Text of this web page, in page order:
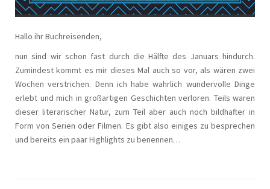
Hallo ihr Buchreisenden,
nun sind wir schon fast durch die Hälfte des Januars hindurch.
Zumindest kommt es mir dieses Mal auch so vor, als wären zwei
Wochen verstrichen. Denn ich habe wahrlich wundervolle Dinge
erlebt und mich in großartigen Geschichten verloren. Teils waren
dieser literarischer Natur, zum Teil aber auch noch bildhafter in
Form von Serien oder Filmen. Es gibt also einiges zu besprechen
und bereits ein paar Highlights zu benennen…